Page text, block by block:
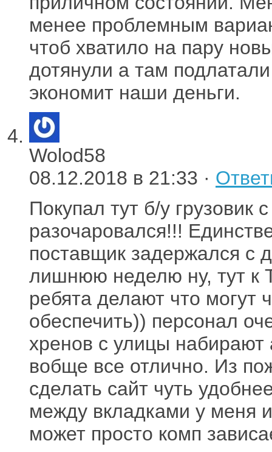
менее проблемным
чтоб хватило на пару
дотянули а там
экономит наши деньги.
Wolod58
08.12.2018 в 21:33 ·
Покупал тут б/у грузовик
разочаровался!!!
поставщик задержался с
лишнюю неделю ну, тут к
ребята делают что
обеспечить)) персонал
хренов с улицы
вобще все отлично. Из
сделать сайт чуть
между вкладками у меня
может просто комп